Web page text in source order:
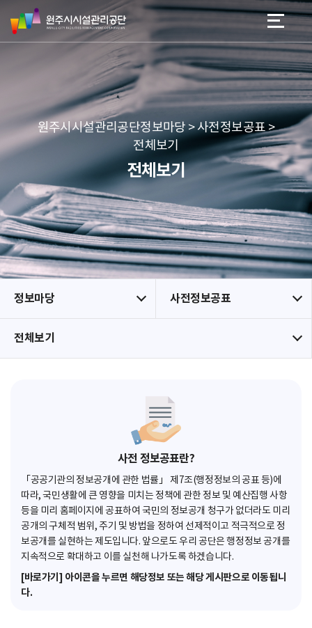
네
본문 바로가기
메뉴 바로가기
원
주
시
리
공
단
원주시시설관리공단정보마당 > 사전정보공표 >
전체보기
전체보기
정보마당 사전정보공표
전체보기
사전 정보공표란?
「공공기관의 정보공개에 관한 법률」 제7조(행정정보의 공표 등)에
따라, 국민생활에 큰 영향을 미치는 정책에 관한 정보 및 예산집행 사항
등을 미리 홈페이지에 공표하여 국민의 정보공개 청구가 없더라도 미리
공개의 구체적 범위, 주기 및 방법을 정하여 선제적이고 적극적으로 정
보공개를 실현하는 제도입니다. 앞으로도 우리 공단은 행정정보 공개를
지속적으로 확대하고 이를 실천해 나가도록 하겠습니다.
[바로가기] 아이콘을 누르면 해당정보 또는 해당 게시판으로 이동됩니
다.